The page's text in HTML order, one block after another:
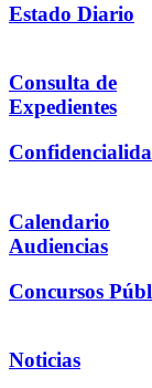
Estado Diario
Consulta de
Expedientes
Calendario
Audiencias
Concursos
Noticias